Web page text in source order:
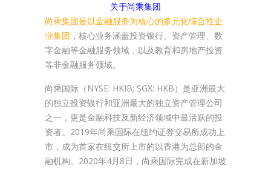
关于尚乘集团
尚乘集团是以金融服务为核心的多元化综合性企
业集团 ，核心业务涵盖投资银行、资产管理、数
字金融等金融服务领域，以及教育和房地产投资
等非金融服务领域。
尚乘国际（NYSE: HKIB; SGX: HKB）是亚洲最大
的独立投资银行和亚洲最大的独立资产管理公司
之一，更是金融科技及新经济领域中最活跃的投
资者。2019年尚乘国际在纽约证券交易所成功上
市，成为首家在纽交所上市的以香港为总部的金
融机构。2020年4月8日，尚乘国际完成在新加坡